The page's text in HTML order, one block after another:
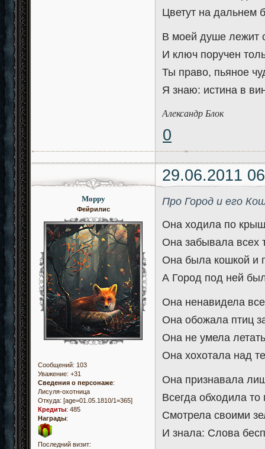
Цветут на дальнем
В моей душе лежит
И ключ поручен
Ты право, пьяное
Я знаю: истина в
Александр Блок
0
29.06.2011
Морру
Фейрилис
Сообщений: 103
Уважение: +31
Сведения о персонаже:
Лисуля-охотница
Откуда: [age=01.05.1810/1=365]
Кредиты: 485
Награды:
Последний визит:
Про Город и его
Она ходила по
Она забывала всех
Она была кошкой и
А Город под ней
Она ненавидела
Она обожала птиц
Она не умела
Она хохотала над
Она признавала
Всегда обходила то
Смотрела своими
И знала: Слова